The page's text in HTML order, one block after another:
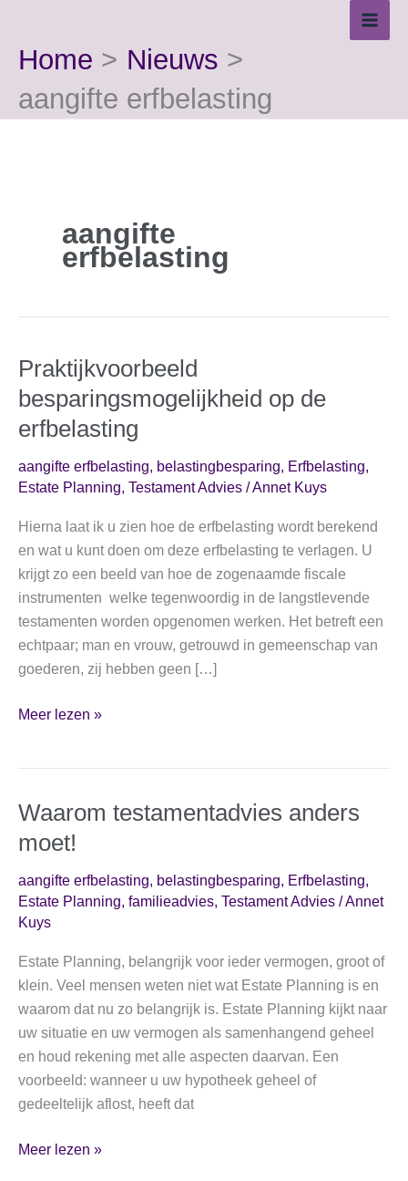
Home
Nieuws
aangifte erfbelasting
aangifte
erfbelasting
Praktijkvoorbeeld
besparingsmogelijkheid op de
erfbelasting
aangifte erfbelasting, belastingbesparing, Erfbelasting,
Estate Planning, Testament Advies /Annet Kuys
Hierna laat ik u zien hoe de erfbelasting wordt berekend
en wat u kunt doen om deze erfbelasting te verlagen. U
krijgt zo een beeld van hoe de zogenaamde fiscale
instrumenten welke tegenwoordig in de langstlevende
testamenten worden opgenomen werken. Het betreft een
echtpaar; man en vrouw, getrouwd in gemeenschap van
goederen, zij hebben geen […]
Praktijkvoorbeeld
erfbelasting
Meer lezen »
Waarom testamentadvies anders
moet!
aangifte erfbelasting, belastingbesparing, Erfbelasting,
Estate Planning, familieadvies, Testament Advies /Annet
Kuys
Estate Planning, belangrijk voor ieder vermogen, groot of
klein. Veel mensen weten niet wat Estate Planning is en
waarom dat nu zo belangrijk is. Estate Planning kijkt naar
uw situatie en uw vermogen als samenhangend geheel
en houd rekening met alle aspecten daarvan. Een
voorbeeld: wanneer u uw hypotheek geheel of
gedeeltelijk aflost, heeft dat
Waarom
Meer lezen »